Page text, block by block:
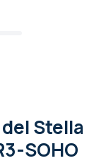
del Stella
SOHO